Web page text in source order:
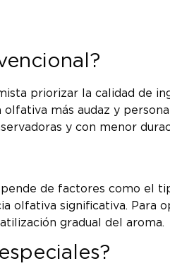
priorizar la calidad de
más audaz y
y con menor
de factores como el
olfativa significativa. Para
gradual del aroma.